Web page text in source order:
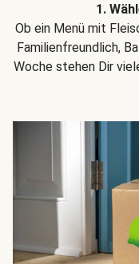
1.
Ob ein Menü mit
Familienfreundlich,
Woche stehen Dir